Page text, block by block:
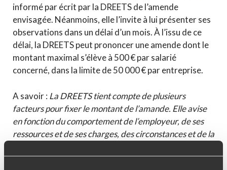
informé par écrit par la DREETS de l’amende
envisagée. Néanmoins, elle l’invite à lui présenter ses
observations dans un délai d’un mois. À l’issu de ce
délai, la DREETS peut prononcer une amende dont le
montant maximal s’élève à 500 € par salarié
concerné, dans la limite de 50 000 € par entreprise.
A savoir : La DREETS tient compte de plusieurs
facteurs pour fixer le montant de l’amande. Elle avise
en fonction du comportement de l’employeur, de ses
ressources et de ses charges, des circonstances et de la
de Covid-19, plusieurs éléments constituent des